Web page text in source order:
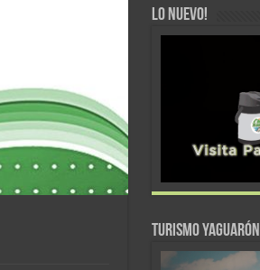
LO NUEVO!
TURISMO YAGUARÓN